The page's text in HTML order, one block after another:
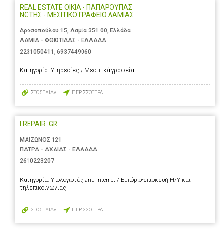
REAL ESTATE OIKIA - ΠΑΠΑΡΟΥΠΑΣ
ΝΟΤΗΣ - ΜΕΣΙΤΙΚΟ ΓΡΑΦΕΙΟ ΛΑΜΙΑΣ
Δροσοπούλου 15, Λαμία 351 00, Ελλάδα
ΛΑΜΙΑ - ΦΘΙΩΤΙΔΑΣ - ΕΛΛΑΔΑ
2231050411 , 6937449060
Κατηγορία: Υπηρεσίες / Μεσιτικά γραφεία
ΙΣΤΟΣΕΛΙΔΑ ΠΕΡΙΣΣΟΤΕΡΑ
I REPAIR .GR
ΜΑΙΖΩΝΟΣ 121
ΠΑΤΡΑ - ΑΧΑΙΑΣ - ΕΛΛΑΔΑ
2610223207
Κατηγορία: Υπολογιστές and Internet / Εμπόριο-επισκευή Η/Υ και
τηλεπικοινωνίας
ΙΣΤΟΣΕΛΙΔΑ ΠΕΡΙΣΣΟΤΕΡΑ